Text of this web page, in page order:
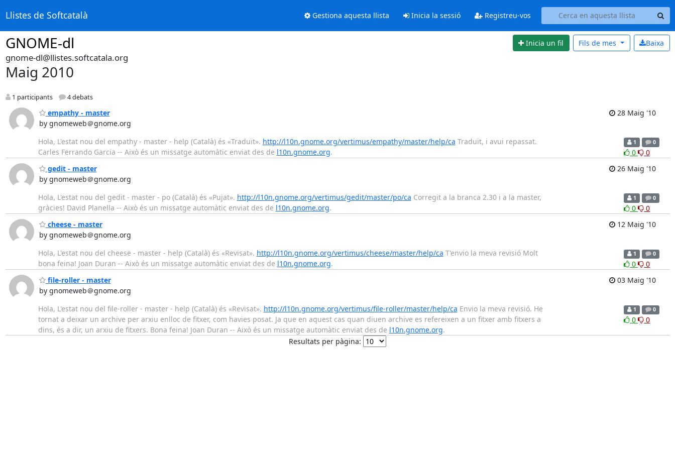
Llistes de Softcatalà Gestiona aquesta llista Inicia la sessió Registreu-vos
GNOME-dl Inicia un fil Baixa
Fils de mes
gnome-dl@llistes.softcatala.org
Maig 2010
1 participants 4 debats
empathy - master
by gnomeweb＠gnome.org
28 Maig '10
Hola, L'estat nou del empathy - master - help (Català) és «Traduït». http://l10n.gnome.org/vertimus/empathy/master/help/ca Traduït, i avui repassat.
Carles Ferrando Garcia -- Això és un missatge automàtic enviat des de l10n.gnome.org.
1 0
0
0
gedit - master
by gnomeweb＠gnome.org
26 Maig '10
Hola, L'estat nou del gedit - master - po (Català) és «Pujat». http://l10n.gnome.org/vertimus/gedit/master/po/ca Corregit a la branca 2.30 i a la master,
gràcies! David Planella -- Això és un missatge automàtic enviat des de l10n.gnome.org.
1 0
0
0
cheese - master
by gnomeweb＠gnome.org
12 Maig '10
Hola, L'estat nou del cheese - master - help (Català) és «Revisat». http://l10n.gnome.org/vertimus/cheese/master/help/ca T'envio la meva revisió Molt
bona feina! Joan Duran -- Això és un missatge automàtic enviat des de l10n.gnome.org.
1 0
0
0
file-roller - master
by gnomeweb＠gnome.org
03 Maig '10
Hola, L'estat nou del file-roller - master - help (Català) és «Revisat». http://l10n.gnome.org/vertimus/file-roller/master/help/ca Envio la meva revisió. He
tornat a deixar un archive per arxiu enlloc de fitxer, com havies posat. Ja que en aquest cas quan diuen archive es refereixen a un fitxer amb fitxers a
dins, és a dir, un arxiu de fitxers. Bona feina! Joan Duran -- Això és un missatge automàtic enviat des de l10n.gnome.org.
1 0
0 0
Resultats per pàgina: